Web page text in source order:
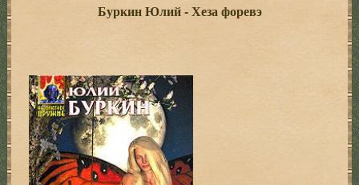
Буркин Юлий - Хеза форевэ